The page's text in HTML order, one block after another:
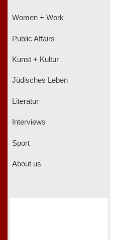
Women + Work
Public Affairs
Kunst + Kultur
Jüdisches Leben
Literatur
Interviews
Sport
About us